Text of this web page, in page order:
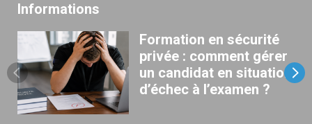
Informations
Formation en sécurité
privée : comment gérer
un candidat en situation
d’échec à l’examen ?